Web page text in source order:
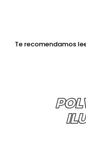
Te recomendamos